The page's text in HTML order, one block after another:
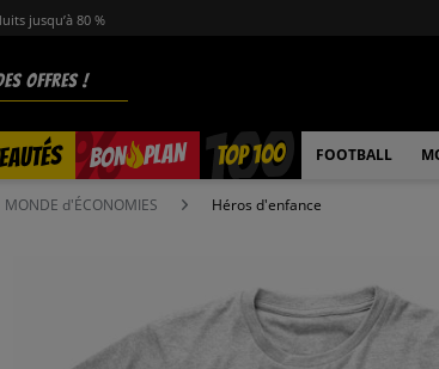
jusqu’à 80 %
BON PLAN
% TOP 100 FOOTBALL
MONDE d'ÉCONOMIES Héros d'enfance